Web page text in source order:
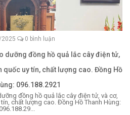
0 bình luận
dưỡng đồng hồ quả lắc cây điện tử,
quốc uy tín, chất lượng cao. Đồng Hồ
096.188.2921
đồng hồ quả lắc cây điện tử, và cơ,
chất lượng cao. Đồng Hồ Thanh Hùng: